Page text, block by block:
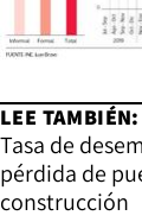
LEE TAMBIÉN:
Tasa de
pérdida de
construcción